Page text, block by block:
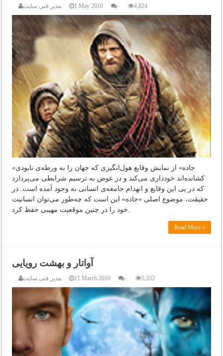
مدیر فنی سایت 1 May 2010 ۰ 4,824
«جاده» از نمایش وقایع هول‌انگیزی که جهان را به ورطه‌ی نابودی
کشانده‌اند خودداری می‌کند و در عوض به ترسیم شرایطی می‌پردازد
که در پی این وقایع و انهدام جامعه‌ی انسانی به وجود آمده است. در
حقیقت، موضوع اصلی «جاده» این است که چه‌طور می‌توان انسانیت
Read More »
آواتار و بهشت رویایی
مدیر فنی سایت 11 March 2010 ۰ 5,332